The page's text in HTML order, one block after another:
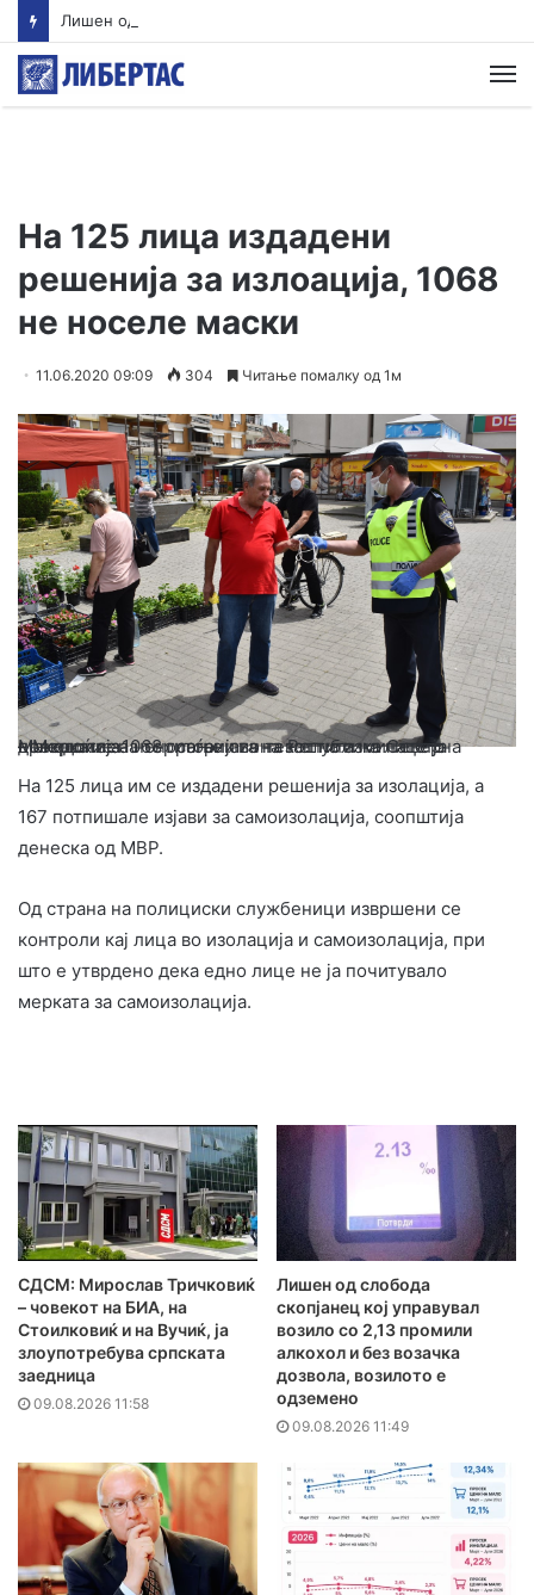
На 125 лица издадени
решенија за излоација, 1068
не носеле маски
11.06.2020 09:09 304 Читање помалку од 1м
–
Мерката за неносење лична заштита на лице ја прекршиле 1068 граѓани во текот на изминатото деноноќие на територијата на Република Северна Македонија.
На 125 лица им се издадени решенија за изолација, а
167 потпишале изјави за самоизолација, соопштија
денеска од МВР.
Од страна на полициски службеници извршени се
контроли кај лица во изолација и самоизолација, при
што е утврдено дека едно лице не ја почитувало
мерката за самоизолација.
СДСМ: Мирослав Тричковиќ
– човекот на БИА, на
Стоилковиќ и на Вучиќ, ја
злоупотребува српската
заедница
09.08.2026 11:58
Лишен од слобода
скопјанец кој управувал
возило со 2,13 промили
алкохол и без возачка
дозвола, возилото е
одземено
09.08.2026 11:49